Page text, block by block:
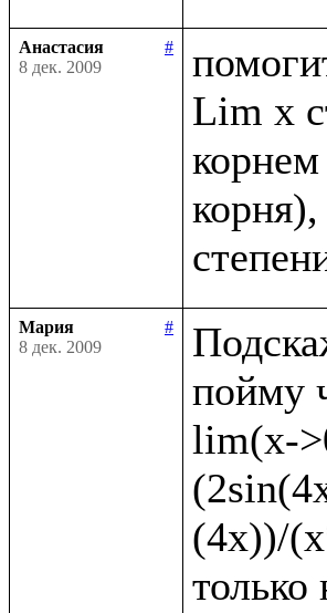
Анастасия
#
8 дек. 2009
Lim x
Мария
#
8 дек. 2009
пойму
lim(x-
(4x))/
только